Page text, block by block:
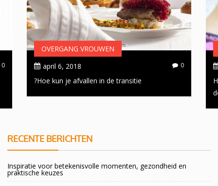
OVERGANG VROUWEN
april 6, 2018
0
Hoe kun je afvallen in de transitie?
0
RECENTE BERICHTEN
Inspiratie voor betekenisvolle momenten, gezondheid en
praktische keuzes